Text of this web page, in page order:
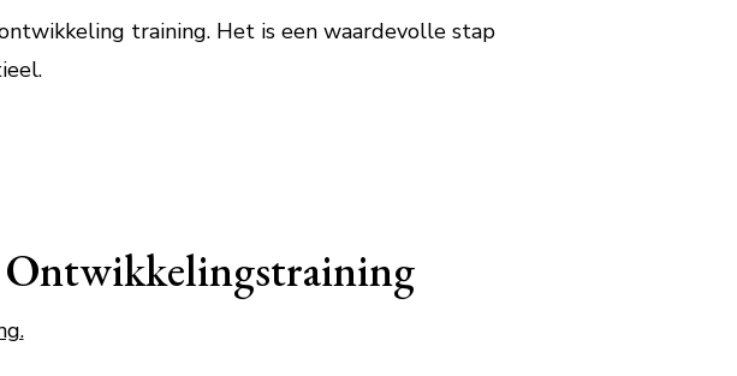
training. Het is een waardevolle stap
Ontwikkelingstraining